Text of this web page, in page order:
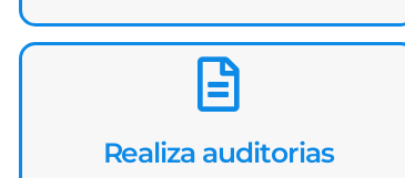
Realiza auditorias